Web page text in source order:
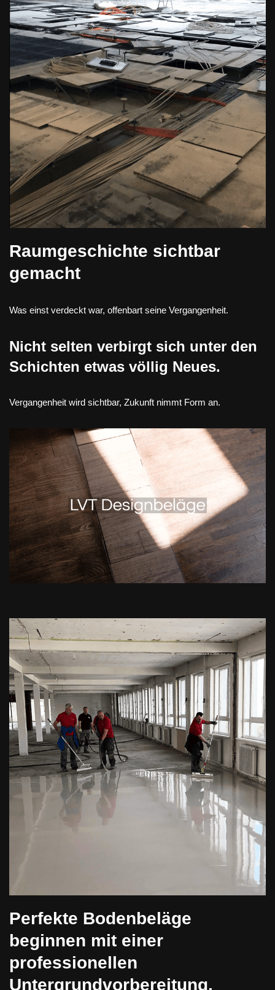
Raumgeschichte sichtbar
gemacht
Was einst verdeckt war, offenbart seine Vergangenheit.
Nicht selten verbirgt sich unter den
Schichten etwas völlig Neues.
Vergangenheit wird sichtbar, Zukunft nimmt Form an.
Perfekte Bodenbeläge
beginnen mit einer
professionellen
Untergrundvorbereitung.